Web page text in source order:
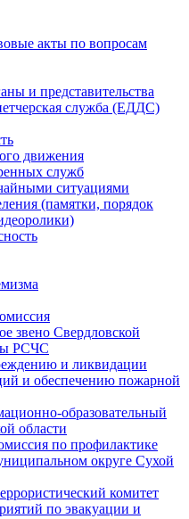
акты по вопросам
и представительства
служба (ЕДДС)
движения
служб
ситуациями
(памятки, порядок
звено Свердловской
РСЧС
и ликвидации
и обеспечению пожарной
образовательный
области
по профилактике
округе Сухой
комитет
по эвакуации и